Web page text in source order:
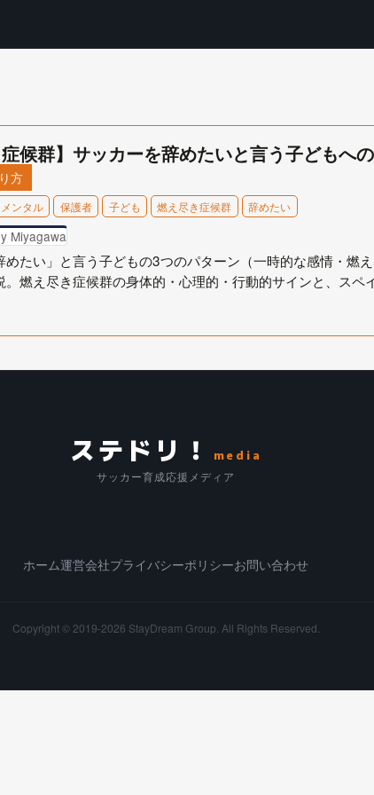
症候群】サッカーを辞めたいと言う子どもへ
方
メンタル 保護者 子ども 燃え尽き症候群 辞めたい
Miyagawa
めたい」と言う子どもの3つのパターン（一時的な感情・燃
。燃え尽き症候群の身体的・心理的・行動的サインと、スペ
ステドリ！ media
サッカー育成応援メディア
ホーム運営会社プライバシーポリシーお問い合わせ
Copyright © 2019-2026 StayDream Group. All Rights Reserved.